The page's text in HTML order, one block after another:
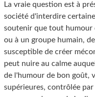
La vraie question est à
société d'interdire
soutenir que tout humour
ou à un groupe humain,
susceptible de créer
peut nuire au calme
de l'humour de bon goût,
supérieures, contrôlée